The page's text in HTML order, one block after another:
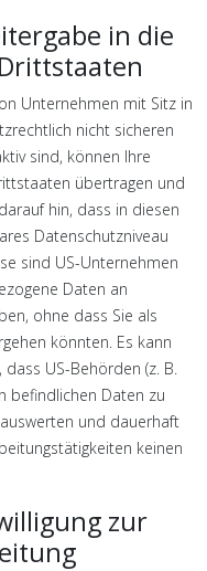
in die
Unternehmen mit Sitz in
nicht sicheren
sind, können Ihre
übertragen und
hin, dass in diesen
Datenschutzniveau
sind US-Unternehmen
Daten an
ohne dass Sie als
könnten. Es kann
US-Behörden (z. B.
befindlichen Daten zu
und dauerhaft
keinen
zur